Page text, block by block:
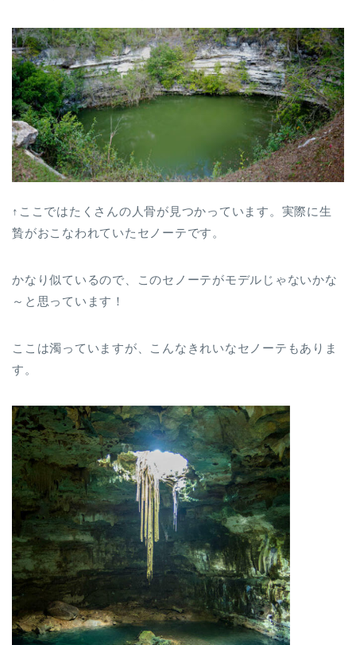
↑ここではたくさんの人骨が見つかっています。実際に生
贄がおこなわれていたセノーテです。
かなり似ているので、このセノーテがモデルじゃないかな
～と思っています！
ここは濁っていますが、こんなきれいなセノーテもありま
す。